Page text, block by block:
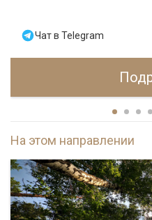
Чат в Telegram
На этом направлении